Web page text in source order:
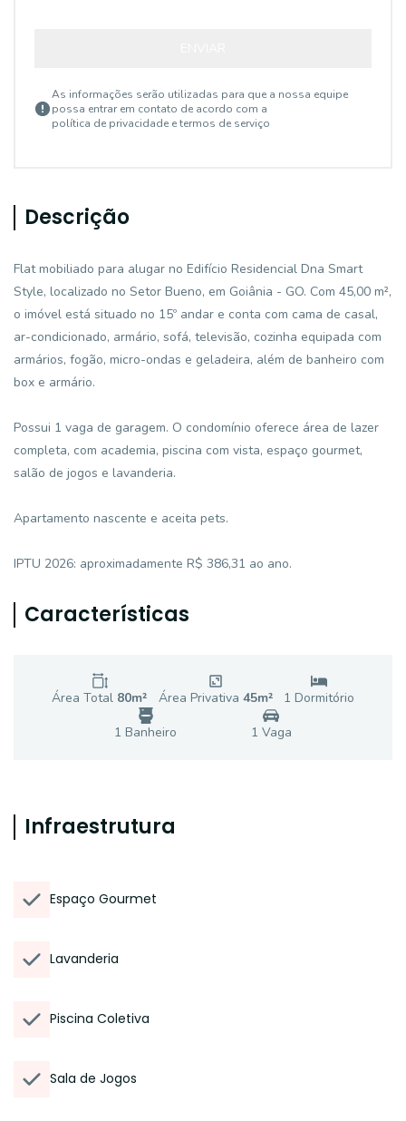
As informações serão utilizadas para que a nossa equipe
possa entrar em contato de acordo com a
política de privacidade e termos de serviço
Descrição
Flat mobiliado para alugar no Edifício Residencial Dna Smart
Style, localizado no Setor Bueno, em Goiânia - GO. Com 45,00 m²,
o imóvel está situado no 15º andar e conta com cama de casal,
ar-condicionado, armário, sofá, televisão, cozinha equipada com
armários, fogão, micro-ondas e geladeira, além de banheiro com
box e armário.
Possui 1 vaga de garagem. O condomínio oferece área de lazer
completa, com academia, piscina com vista, espaço gourmet,
salão de jogos e lavanderia.
Apartamento nascente e aceita pets.
IPTU 2026: aproximadamente R$ 386,31 ao ano.
Características
Área Total 80m² Área Privativa 45m² 1 Dormitório
1 Banheiro 1 Vaga
Infraestrutura
Espaço Gourmet
Lavanderia
Piscina Coletiva
Sala de Jogos